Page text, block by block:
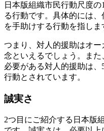
日本版組織市民行動尺度
る行動です。具体的には
を手助けする行動を指しま
つまり、対人的援助はオ
念といえるでしょう。また
必要がある対人的援助は
行動とされています。
誠実さ
2つ目にご紹介する日本版